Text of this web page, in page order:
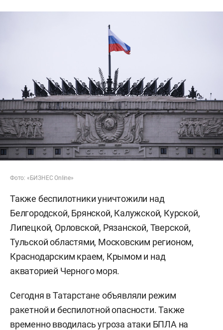
Фото: «БИЗНЕС Online»
Также беспилотники уничтожили над
Белгородской, Брянской, Калужской, Курской,
Липецкой, Орловской, Рязанской, Тверской,
Тульской областями, Московским регионом,
Краснодарским краем, Крымом и над
акваторией Черного моря.
Сегодня в Татарстане объявляли режим
ракетной и беспилотной опасности. Также
временновводиласьугроза атаки БПЛА на